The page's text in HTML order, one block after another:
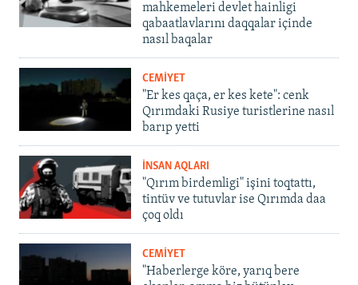
mahkemeleri devlet hainligi
qabaatlavlarını daqqalar içinde
nasıl baqalar
CEMİYET
"Er kes qaça, er kes kete": cenk
Qırımdaki Rusiye turistlerine nasıl
barıp yetti
İNSAN AQLARI
"Qırım birdemligi" işini toqtattı,
tintüv ve tutuvlar ise Qırımda daa
çoq oldı
CEMİYET
"Haberlerge köre, yarıq bere